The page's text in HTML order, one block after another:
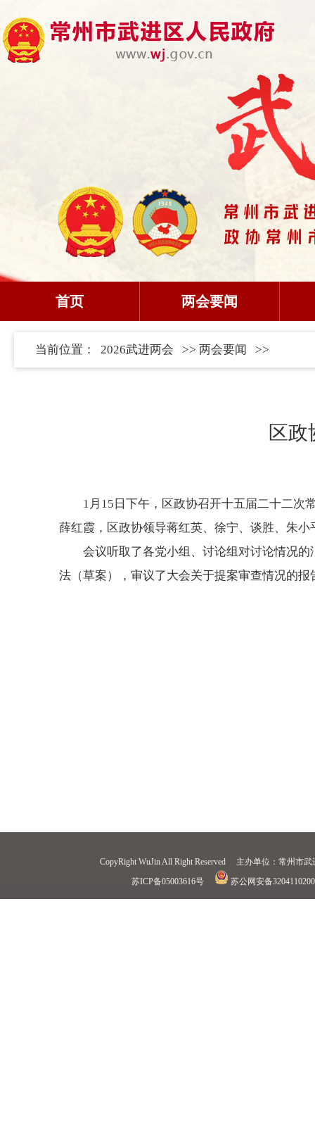
首页 两会要闻
当前位置： 2026武进两会 >> 两会要闻 >>
区
1月15日下午，区政协召开十五届二十二次
薛红霞，区政协领导蒋红英、徐宁、谈胜、朱
会议听取了各党小组、讨论组对讨论情况
法（草案），审议了大会关于提案审查情况的
CopyRight WuJin All Right Reserved 主办单位：常州
苏ICP备05003616号
苏公网安备